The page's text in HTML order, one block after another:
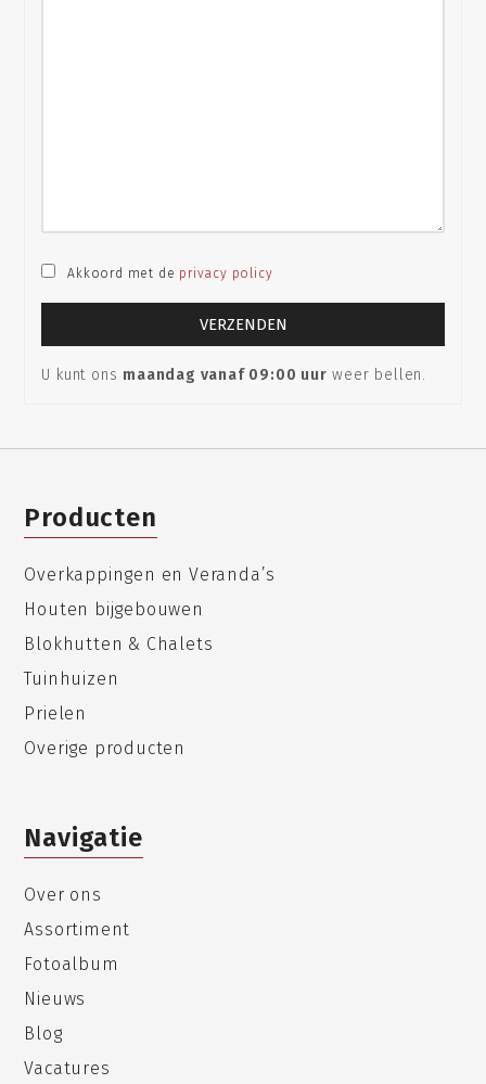
Akkoord met de privacy policy
U kunt ons maandag vanaf 09:00 uur weer bellen.
Producten
Overkappingen en Veranda’s
Houten bijgebouwen
Blokhutten & Chalets
Tuinhuizen
Prielen
Overige producten
Navigatie
Over ons
Assortiment
Fotoalbum
Nieuws
Blog
Vacatures